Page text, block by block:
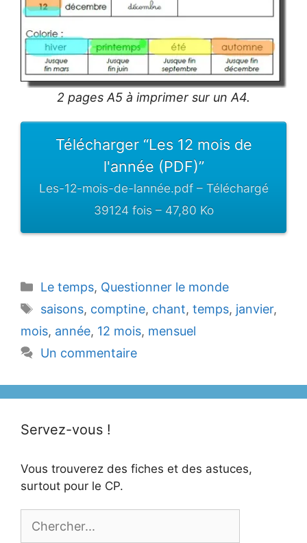
2 pages A5 à imprimer sur un A4.
Télécharger “Les 12 mois de
l'année (PDF)”
Les-12-mois-de-lannée.pdf – Téléchargé
39124 fois – 47,80 Ko
Catégories
Le temps, Questionner le monde
Étiquettes
saisons, comptine, chant, temps, janvier,
mois, année, 12 mois, mensuel
Un commentaire
Servez-vous !
Vous trouverez des fiches et des astuces,
surtout pour le CP.